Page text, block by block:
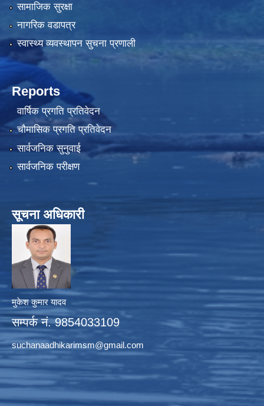
सामाजिक सुरक्षा
नागरिक वडापत्र
स्वास्थ्य व्यवस्थापन सुचना प्रणाली
Reports
वार्षिक प्रगति प्रतिवेदन
चौमासिक प्रगति प्रतिवेदन
सार्वजनिक सुनुवाई
सार्वजनिक परीक्षण
सूचना अधिकारी
मुकेश कुमार यादव
सम्पर्क नं. 9854033109
suchanaadhikarimsm@gmail.com